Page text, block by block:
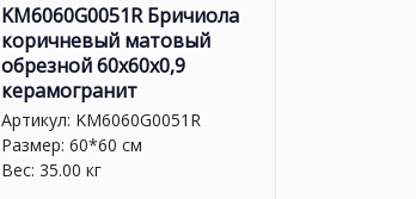
KM6060G0051R Бричиола
коричневый матовый
обрезной 60x60x0,9
керамогранит
Артикул: KM6060G0051R
Размер: 60*60 см
Вес: 35.00 кг